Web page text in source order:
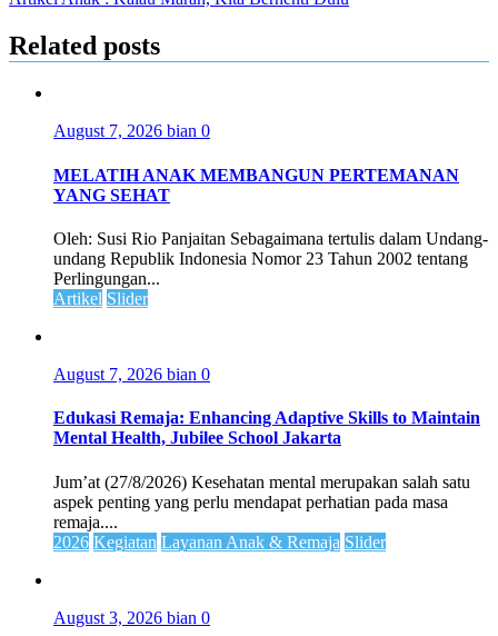
Related posts
August 7, 2026 bian 0
MELATIH ANAK MEMBANGUN PERTEMANAN
YANG SEHAT
Oleh: Susi Rio Panjaitan Sebagaimana tertulis dalam Undang-
undang Republik Indonesia Nomor 23 Tahun 2002 tentang
Perlingungan...
Artikel Slider
August 7, 2026 bian 0
Edukasi Remaja: Enhancing Adaptive Skills to Maintain
Mental Health, Jubilee School Jakarta
Jum’at (27/8/2026) Kesehatan mental merupakan salah satu
aspek penting yang perlu mendapat perhatian pada masa
remaja....
2026 Kegiatan Layanan Anak & Remaja Slider
August 3, 2026 bian 0